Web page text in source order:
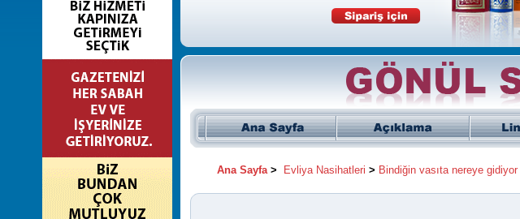
Ana Sayfa> Evliya Nasihatleri > Bindiğin vasıta nereye gidiyor